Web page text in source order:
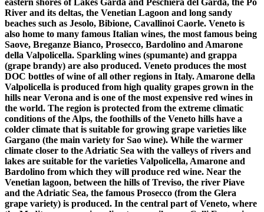
River and its deltas, the Venetian Lagoon and long sandy
beaches such as Jesolo, Bibione, Cavallinoi Caorle. Veneto is
also home to many famous Italian wines, the most famous being
Saove, Breganze Bianco, Prosecco, Bardolino and Amarone
della Valpolicella. Sparkling wines (spumante) and grappa
(grape brandy) are also produced. Veneto produces the most
DOC bottles of wine of all other regions in Italy. Amarone della
Valpolicella is produced from high quality grapes grown in the
hills near Verona and is one of the most expensive red wines in
the world. The region is protected from the extreme climatic
conditions of the Alps, the foothills of the Veneto hills have a
colder climate that is suitable for growing grape varieties like
Gargano (the main variety for Sao wine). While the warmer
climate closer to the Adriatic Sea with the valleys of rivers and
lakes are suitable for the varieties Valpolicella, Amarone and
Bardolino from which they will produce red wine. Near the
Venetian lagoon, between the hills of Treviso, the river Piave
and the Adriatic Sea, the famous Prosecco (from the Glera
grape variety) is produced. In the central part of Veneto, where